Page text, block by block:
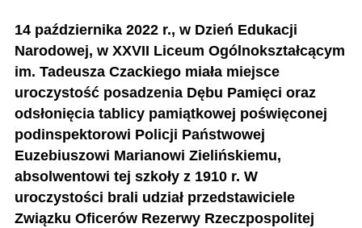
14 października 2022 r., w Dzień Edukacji
Narodowej, w XXVII Liceum Ogólnokształcącym
im. Tadeusza Czackiego miała miejsce
uroczystość posadzenia Dębu Pamięci oraz
odsłonięcia tablicy pamiątkowej poświęconej
podinspektorowi Policji Państwowej
Euzebiuszowi Marianowi Zielińskiemu,
absolwentowi tej szkoły z 1910 r. W
uroczystości brali udział przedstawiciele
Związku Oficerów Rezerwy Rzeczpospolitej